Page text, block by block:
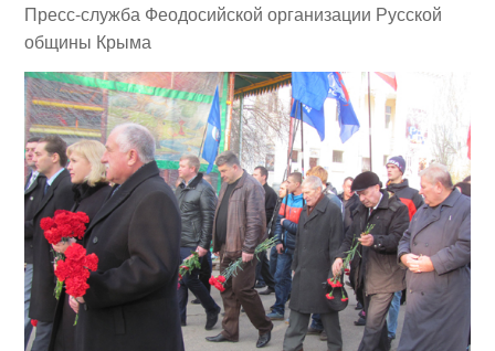
Пресс-служба Феодосийской организации Русской
общины Крыма